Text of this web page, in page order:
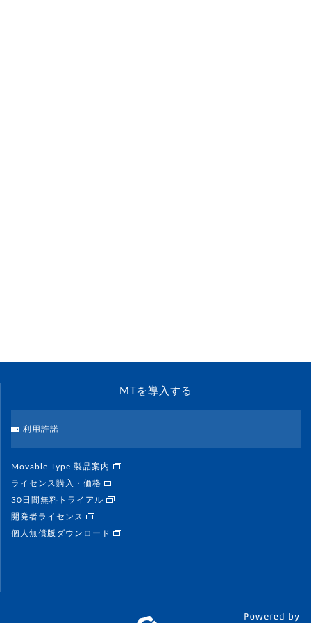
MTを導入する
利用許諾
Movable Type 製品案内
ライセンス購入・価格
30日間無料トライアル
開発者ライセンス
個人無償版ダウンロード